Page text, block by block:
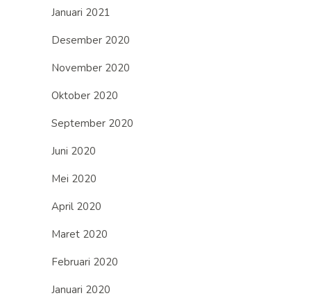
Januari 2021
Desember 2020
November 2020
Oktober 2020
September 2020
Juni 2020
Mei 2020
April 2020
Maret 2020
Februari 2020
Januari 2020